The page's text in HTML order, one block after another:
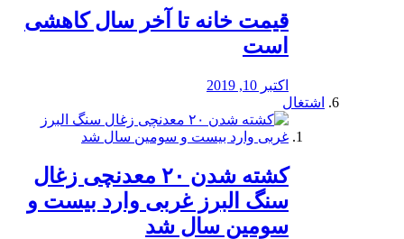
قیمت خانه تا آخر سال کاهشی
است
اکتبر 10, 2019
اشتغال
کشته شدن ۲۰ معدنچی زغال
سنگ البرز غربی وارد بیست و
سومین سال شد